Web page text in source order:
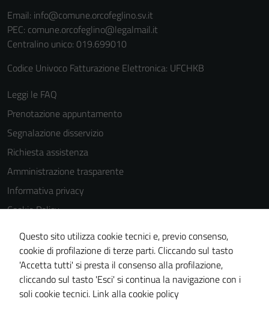
Email: info@comune.orcofeglino.sv.it
PEC: comune.orcofeglino@legalmail.it
Centralino unico: 019.699010
Codice Univoco Fatturazione Elettronica: UFCHKB
Leggi le FAQ
Prenotazione appuntamento
Segnalazione disservizio
Richiesta assistenza
Amministrazione trasparente
Informativa privacy
Cookie Policy
Note legali
Dichiarazione di accessibilità
Piano di miglioramento del sito
Statistiche sito web
Questo sito utilizza cookie tecnici e, previo consenso,
cookie di profilazione di terze parti. Cliccando sul tasto
'Accetta tutti' si presta il consenso alla profilazione,
cliccando sul tasto 'Esci' si continua la navigazione con i
soli cookie tecnici. Link alla cookie policy